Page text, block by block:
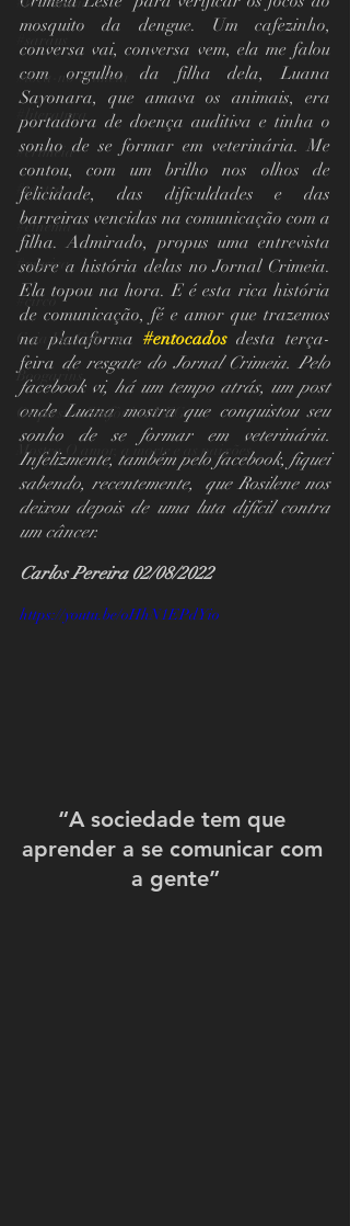
#saraus
#toca-no-crimeia
#literatura
#crimeia
#teatro
#cinema
#musica
#circo
Guia Da Cultura
Boogarins
Orquestra Sinfônica UFG
Mostra O amor, a morte e as paixões
mosquito da dengue. Um cafezinho,
conversa vai, conversa vem, ela me falou
com orgulho da filha dela, Luana
Sayonara, que amava os animais, era
portadora de doença auditiva e tinha o
sonho de se formar em veterinária. Me
contou, com um brilho nos olhos de
felicidade, das dificuldades e das
barreiras vencidas na comunicação com a
filha. Admirado, propus uma entrevista
sobre a história delas no Jornal Crimeia.
Ela topou na hora. E é esta rica história
de comunicação, fé e amor que trazemos
na plataforma #entocados desta terça-
feira de resgate do Jornal Crimeia. Pelo
facebook vi, há um tempo atrás, um post
onde Luana mostra que conquistou seu
sonho de se formar em veterinária.
Infelizmente, também pelo facebook, fiquei
sabendo, recentemente,  que Rosilene nos
deixou depois de uma luta difícil contra
um câncer.
Carlos Pereira 02/08/2022
https://youtu.be/oHhN1EPdYio
“A sociedade tem que
aprender a se comunicar com
a gente”